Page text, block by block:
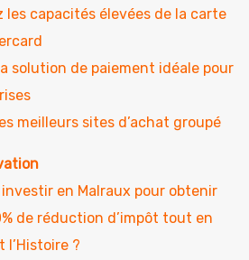
les capacités élevées de la carte
solution de paiement idéale pour
meilleurs sites d’achat groupé
en Malraux pour obtenir
de réduction d’impôt tout en
l’Histoire ?